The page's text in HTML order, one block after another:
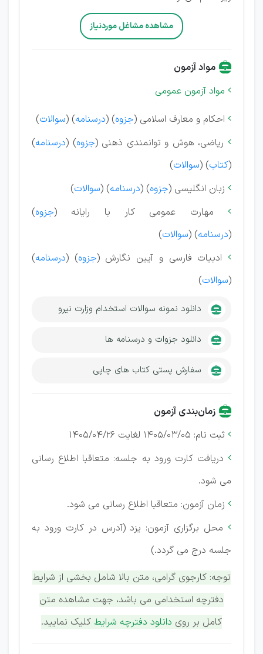
مشاهده مشاغل موردنیاز
مواد آزمون
 مواد آزمون عمومی
 احکام و معارف اسلامی (جزوه) (درسنامه) (سوالات)
 ریاضی، هوش و توانمندی ذهنی (جزوه) (درسنامه)
(کتاب) (سوالات)
 زبان انگلیسی (جزوه) (درسنامه) (سوالات)
 مهارت عمومی کار با رایانه (جزوه)
(درسنامه) (سوالات)
 ادبیات فارسی و آیین نگارش (جزوه) (درسنامه)
(سوالات)
دانلود نمونه سوالات استخدام وزارت نیرو
دانلود جزوات و درسنامه ها
سفارش پستی کتاب های چاپی
زمان‌بندی آزمون
 ثبت نام: 1405/03/05 لغایت 1405/04/26
 دریافت کارت ورود به جلسه: متعاقبا اطلاع رسانی
می شود.
 زمان آزمون: متعاقبا اطلاع رسانی می شود.
 محل برگزاری آزمون: یزد (آدرس در کارت ورود به
جلسه درج می گردد.)
توجه: کارجوی گرامی، متن بالا شامل بخشی از شرایط
دفترچه استخدامی می باشد، جهت مشاهده متن
کامل بر روی دانلود دفترچه شرایط کلیک نمایید.